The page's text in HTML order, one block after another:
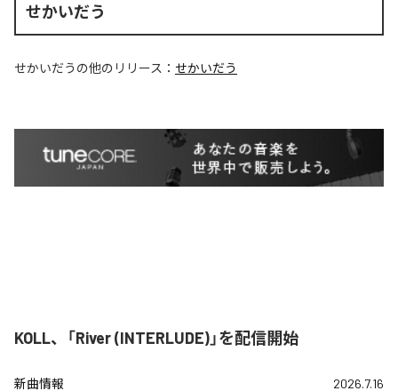
せかいだう
せかいだう の他のリリース： せかいだう
KOLL、「River (INTERLUDE)」を配信開始
新曲情報 2026.7.16